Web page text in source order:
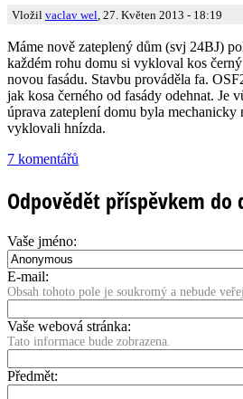
Vložil vaclav wel , 27. Květen 2013 - 18:19
Máme nově zateplený dům (svj 24BJ)
každém rohu domu si vykloval kos
novou fasádu. Stavbu prováděla fa.
jak kosa černého od fasády odehnat. Je
úprava zateplení domu byla mechanicky
vyklovali hnízda.
7 komentářů
Odpovědět příspěvkem do
Vaše jméno:
E-mail:
Obsah tohoto pole je soukromý a nebude
Vaše webová stránka:
Tato informace bude zobrazena.
Předmět: